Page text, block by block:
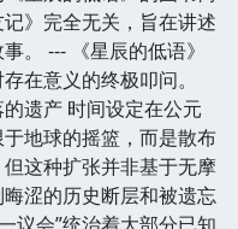
》完全无关，旨在讲述
。 --- 《星辰的低语》
在意义的终极叩问。
遗产 时间设定在公元
地球的摇篮，而是散布
这种扩张并非基于无摩
涩的历史断层和被遗忘